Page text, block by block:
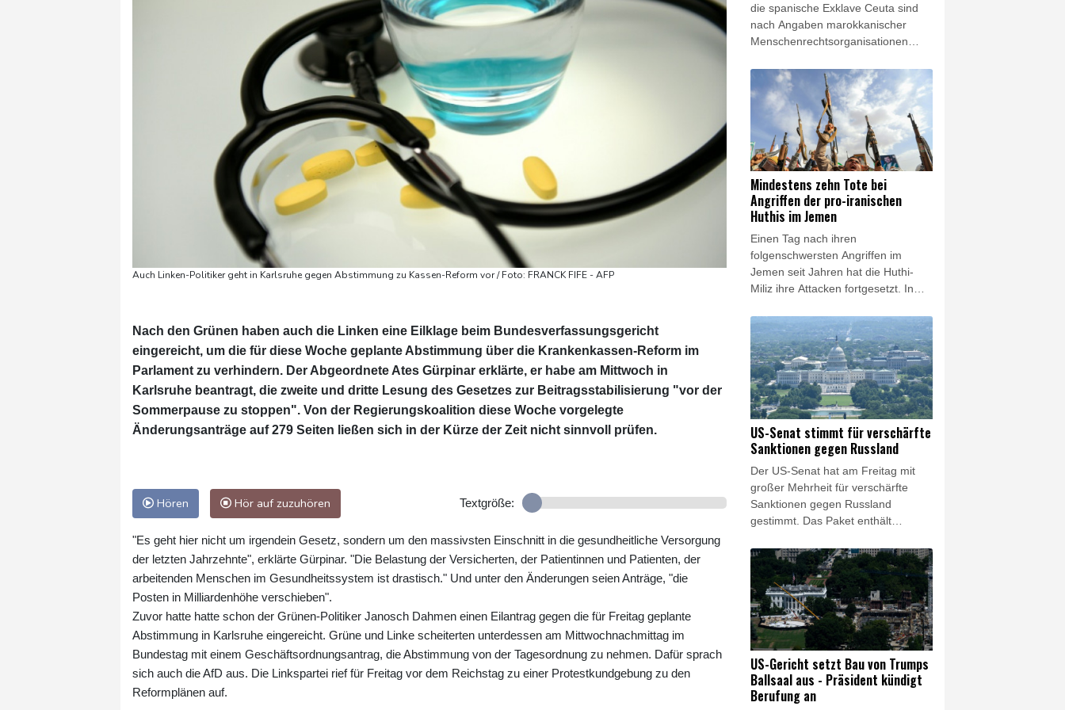
Auch Linken-Politiker geht in Karlsruhe gegen Abstimmung zu Kassen-Reform vor / Foto: FRANCK FIFE - AFP
Nach den Grünen haben auch die Linken eine Eilklage beim Bundesverfassungsgericht
eingereicht, um die für diese Woche geplante Abstimmung über die Krankenkassen-Reform im
Parlament zu verhindern. Der Abgeordnete Ates Gürpinar erklärte, er habe am Mittwoch in
Karlsruhe beantragt, die zweite und dritte Lesung des Gesetzes zur Beitragsstabilisierung "vor der
Sommerpause zu stoppen". Von der Regierungskoalition diese Woche vorgelegte
Änderungsanträge auf 279 Seiten ließen sich in der Kürze der Zeit nicht sinnvoll prüfen.
Hören Hör auf zuzuhören Textgröße:
"Es geht hier nicht um irgendein Gesetz, sondern um den massivsten Einschnitt in die gesundheitliche Versorgung
der letzten Jahrzehnte", erklärte Gürpinar. "Die Belastung der Versicherten, der Patientinnen und Patienten, der
arbeitenden Menschen im Gesundheitssystem ist drastisch." Und unter den Änderungen seien Anträge, "die
Posten in Milliardenhöhe verschieben".
Zuvor hatte hatte schon der Grünen-Politiker Janosch Dahmen einen Eilantrag gegen die für Freitag geplante
Abstimmung in Karlsruhe eingereicht. Grüne und Linke scheiterten unterdessen am Mittwochnachmittag im
Bundestag mit einem Geschäftsordnungsantrag, die Abstimmung von der Tagesordnung zu nehmen. Dafür sprach
sich auch die AfD aus. Die Linkspartei rief für Freitag vor dem Reichstag zu einer Protestkundgebung zu den
Reformplänen auf.
die spanische Exklave Ceuta sind
nach Angaben marokkanischer
Menschenrechtsorganisationen
gekommen. Die
Menschenrechtsgruppe AMDH und
eine Vereinigung in Europa
ansässiger marokkanischer
Organisationen sprachen am
Freitag von mindestens 141 Toten.
Mindestens zehn Tote bei
Angriffen der pro-iranischen
Huthis im Jemen
Einen Tag nach ihren
folgenschwersten Angriffen im
Jemen seit Jahren hat die Huthi-
Miliz ihre Attacken fortgesetzt. In
Marib seien am Freitag acht
Soldaten aus dem Regierungslager
getötet worden, erfuhr die
Nachrichtenagentur AFP aus
jemenitischen Armeekreisen. Nach
Angaben von Jemens
Gesundheitsminister Kasim
Buhaibeh wurden in derselben
Provinz zudem mindestens zwei
Zivilisten getötet und 14 weitere
verletzt. Die vom Iran unterstützten
Huthis bekannten sich zu den
Angriffen.
US-Senat stimmt für verschärfte
Sanktionen gegen Russland
Der US-Senat hat am Freitag mit
großer Mehrheit für verschärfte
Sanktionen gegen Russland
gestimmt. Das Paket enthält
Präsidenten Wladimir Putin, eine
Reihe russischer Beamter,
Oligarchen und Banken sowie
gegen die sogenannte
Schattenflotte, mit der Russland
bestehende Sanktionen umgeht. Es
geht nun ans US-
Repräsentantenhaus, das wegen
der Sommerpause erst im
September über die Sanktionen
US-Gericht setzt Bau von Trumps
Ballsaal aus - Präsident kündigt
Berufung an